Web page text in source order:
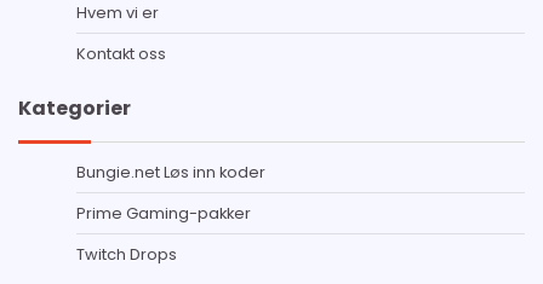
Hvem vi er
Kontakt oss
Kategorier
Bungie.net Løs inn koder
Prime Gaming-pakker
Twitch Drops